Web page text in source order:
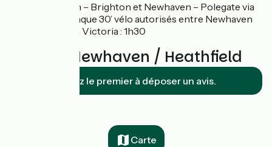
Newhaven – Brighton et Newhaven – Polegate via
Lewes chaque 30’ vélo autorisés entre Newhaven
et London Victoria : 1h30
Avis sur Newhaven / Heathfield
Soyez le premier à déposer un avis.
Carte